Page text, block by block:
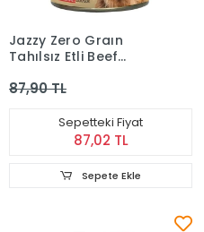
Jazzy Zero Graın
Tahılsız Etli Beef
Konservesi 380 Gr
87,90 TL
Sepetteki Fiyat
87,02 TL
Sepete Ekle